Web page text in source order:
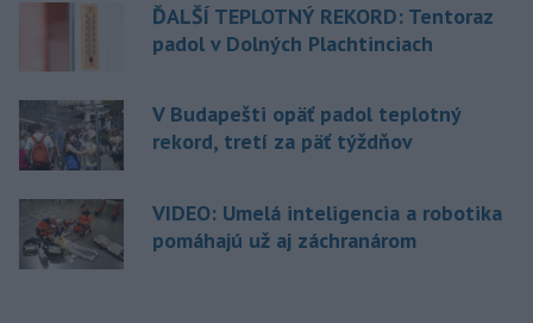
ĎALŠÍ TEPLOTNÝ REKORD: Tentoraz
padol v Dolných Plachtinciach
V Budapešti opäť padol teplotný
rekord, tretí za päť týždňov
VIDEO: Umelá inteligencia a robotika
pomáhajú už aj záchranárom